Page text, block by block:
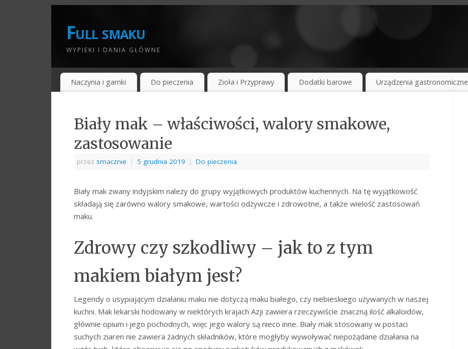
Full smaku
WYPIEKI I DANIA GŁÓWNE
Naczynia i garnki Do pieczenia Zioła i Przyprawy Dodatki barowe Urządzenia gastronomiczne
Biały mak – właściwości, walory smakowe,
zastosowanie
przez smacznie | 5 grudnia 2019 | Do pieczenia
Biały mak zwany indyjskim należy do grupy wyjątkowych produktów kuchennych. Na tę wyjątkowość
składają się zarówno walory smakowe, wartości odżywcze i zdrowotne, a także wielość zastosowań
maku.
Zdrowy czy szkodliwy – jak to z tym
makiem białym jest?
Legendy o usypiającym działaniu maku nie dotyczą maku białego, czy niebieskiego używanych w naszej
kuchni. Mak lekarski hodowany w niektórych krajach Azji zawiera rzeczywiście znaczną ilość alkaloidów,
głównie opium i jego pochodnych, więc jego walory są nieco inne. Biały mak stosowany w postaci
suchych ziaren nie zawiera żadnych składników, które mogłyby wywoływać niepożądane działania na